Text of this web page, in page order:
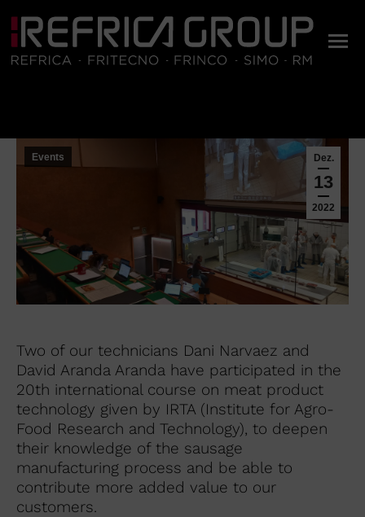
Dez.
13
2022
Events
Two of our technicians Dani Narvaez and
David Aranda Aranda have participated in the
20th international course on meat product
technology given by IRTA (Institute for Agro-
Food Research and Technology), to deepen
their knowledge of the sausage
manufacturing process and be able to
contribute more added value to our
customers.